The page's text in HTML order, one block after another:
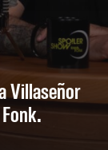
Villaseñor